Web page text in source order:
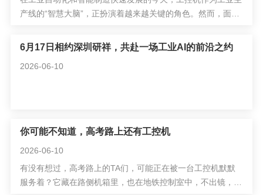
产线的“智慧大脑”，正扮演着越来越关键的角色。然而，面对
嵌入式工控机与普通工控机之间难以抉择。
6月17日相约深圳研祥，共赴一场工业AI的前沿之约
2026-06-10
你可能不知道，高考路上还有工控机
2026-06-10
有没有想过，高考路上的TA们，可能正在被一台工控机默默
服务着？它藏在路侧机箱里，也在地铁控制室中，不出镜，但